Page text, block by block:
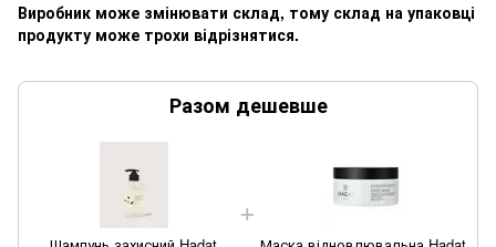
Виробник може змінювати склад, тому склад на упаковці
продукту може трохи відрізнятися.
Разом дешевше